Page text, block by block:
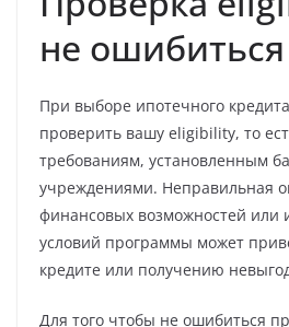
не ошибиться
При выборе ипотечного
проверить вашу eligibility, то
требованиям, установленным
учреждениями. Неправильная
финансовых возможностей или
условий программы может
кредите или получению
Для того чтобы не ошибиться